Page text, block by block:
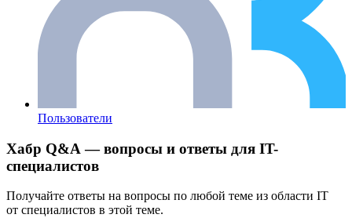
Пользователи
Хабр Q&A — вопросы и ответы для IT-
специалистов
Получайте ответы на вопросы по любой теме из области IT
от специалистов в этой теме.